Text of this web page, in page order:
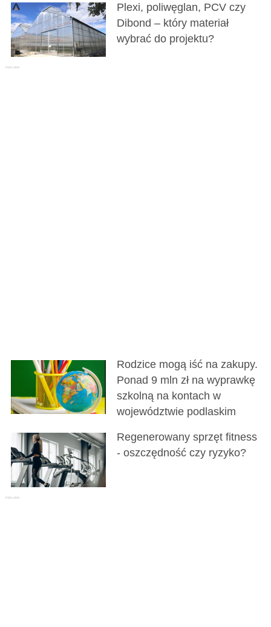
Plexi, poliwęglan, PCV czy
Dibond – który materiał
wybrać do projektu?
Rodzice mogą iść na zakupy.
Ponad 9 mln zł na wyprawkę
szkolną na kontach w
województwie podlaskim
Regenerowany sprzęt fitness
- oszczędność czy ryzyko?